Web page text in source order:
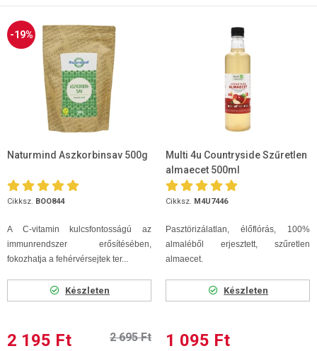
-19%
Naturmind Aszkorbinsav 500g
Cikksz. BOO844
A C-vitamin kulcsfontosságú az
immunrendszer erősítésében,
fokozhatja a fehérvérsejtek ter...
Készleten
2 195 Ft 2 695 Ft
Multi 4u Countryside Szűretlen
almaecet 500ml
Cikksz. M4U7446
Pasztörizálatlan, élőflórás, 100%
almaléből erjesztett, szűretlen
almaecet.
Készleten
1 095 Ft